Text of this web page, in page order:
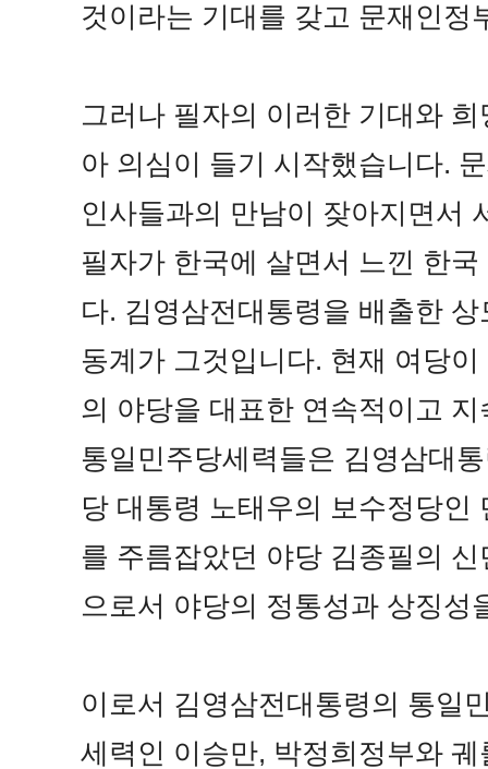
것이라는 기대를 갖고 문재인정
그러나 필자의 이러한 기대와
아 의심이 들기 시작했습니다.
인사들과의 만남이 잦아지면서
필자가 한국에 살면서 느낀 한
다. 김영삼전대통령을 배출한
동계가 그것입니다. 현재 여당
의 야당을 대표한 연속적이고
통일민주당세력들은 김영삼대
당 대통령 노태우의 보수정당인
를 주름잡았던 야당 김종필의
으로서 야당의 정통성과 상징
이로서 김영삼전대통령의 통일
세력인 이승만, 박정희정부와